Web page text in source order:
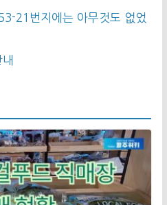
21번지에는 아무것도 없었